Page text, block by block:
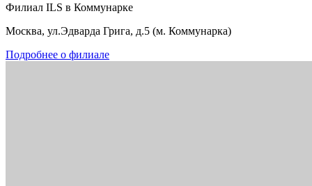
Филиал ILS в Коммунарке
Москва, ул.Эдварда Грига, д.5 (м. Коммунарка)
Подробнее о филиале